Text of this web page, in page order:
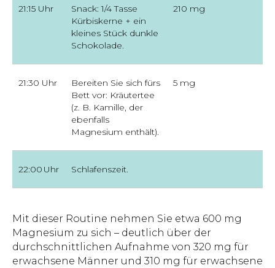
21:15 Uhr
Snack: 1/4 Tasse
Kürbiskerne + ein
kleines Stück dunkle
Schokolade.
210 mg
21:30 Uhr
Bereiten Sie sich fürs
Bett vor: Kräutertee
(z. B. Kamille, der
ebenfalls
Magnesium enthält).
5 mg
22:00 Uhr Schlafenszeit.
Mit dieser Routine nehmen Sie etwa 600 mg
Magnesium zu sich – deutlich über der
durchschnittlichen Aufnahme von 320 mg für
erwachsene Männer und 310 mg für erwachsene